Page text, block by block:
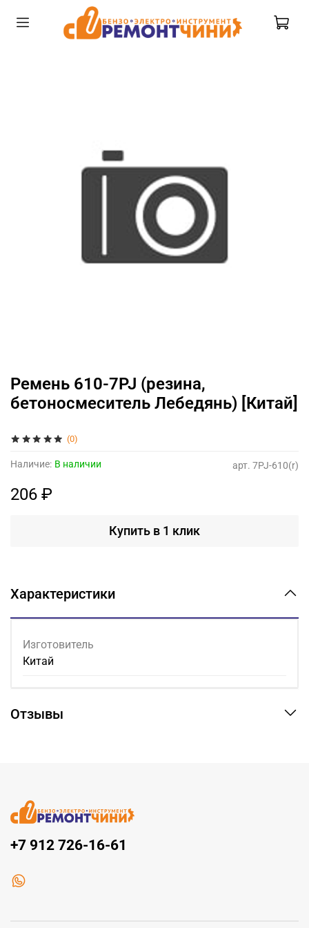
(0)
арт. 7PJ-610(r)
Наличие: В наличии
Ремень 610-7PJ (резина,
бетоносмеситель Лебедянь) [Китай]
206 ₽
Купить в 1 клик
Характеристики
Изготовитель
Китай
Отзывы
+7 912 726-16-61